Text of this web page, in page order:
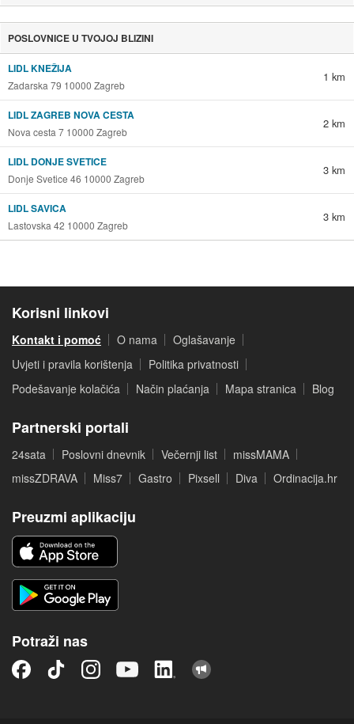
POSLOVNICE U TVOJOJ BLIZINI
LIDL KNEŽIJA
Zadarska 79 10000 Zagreb
1 km
LIDL ZAGREB NOVA CESTA
Nova cesta 7 10000 Zagreb
2 km
LIDL DONJE SVETICE
Donje Svetice 46 10000 Zagreb
3 km
LIDL SAVICA
Lastovska 42 10000 Zagreb
3 km
Korisni linkovi
Kontakt i pomoć O nama
Oglašavanje
Uvjeti i pravila korištenja
Politika privatnosti
Podešavanje kolačića
Način plaćanja Mapa stranica Blog
Partnerski portali
24sata Poslovni dnevnik Večernji list
missMAMA
missZDRAVA
Miss7 Gastro Pixsell Diva Ordinacija.hr
Preuzmi aplikaciju
Potraži nas